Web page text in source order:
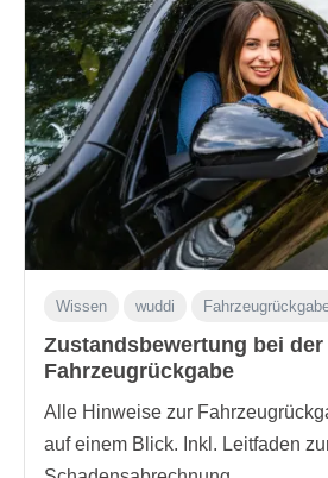
Wissen wuddi
Zustandsbewertung bei der
Fahrzeugrückgabe
Alle Hinweise zur
auf einem Blick. Inkl. Leitfaden